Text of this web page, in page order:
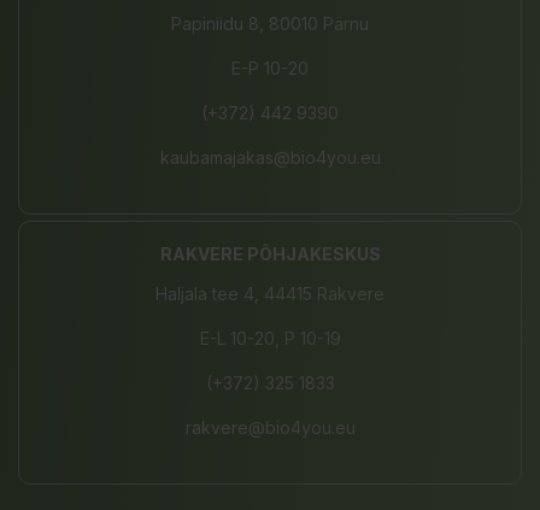
Papiniidu 8, 80010 Pärnu
E-P 10-20
(+372) 442 9390
kaubamajakas@bio4you.eu
RAKVERE PÕHJAKESKUS
Haljala tee 4, 44415 Rakvere
E-L 10-20, P 10-19
(+372) 325 1833
rakvere@bio4you.eu